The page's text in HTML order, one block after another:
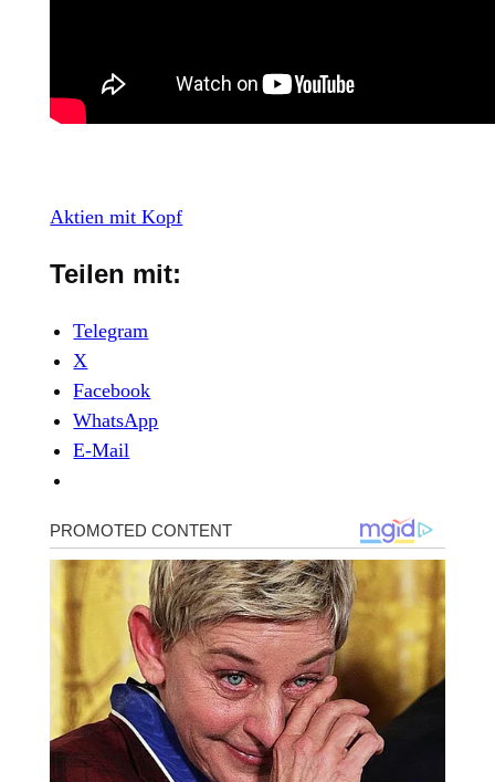
Aktien mit Kopf
Teilen mit:
Telegram
X
Facebook
WhatsApp
E-Mail